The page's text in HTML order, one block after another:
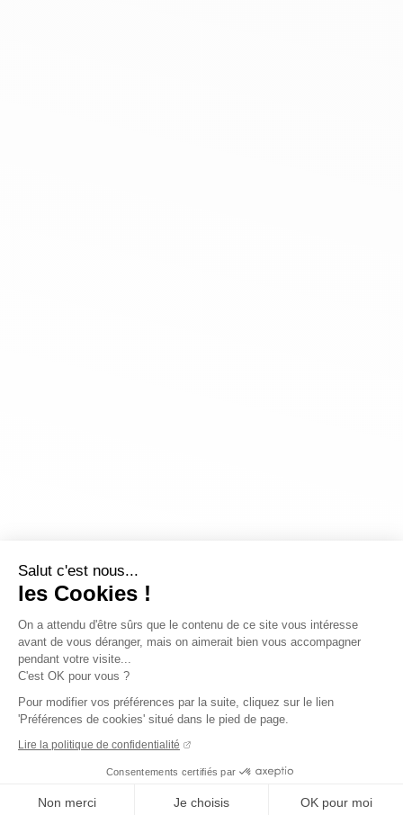
Salut c'est nous...
les Cookies !
On a attendu d'être sûrs que le contenu de ce site vous intéresse
avant de vous déranger, mais on aimerait bien vous accompagner
pendant votre visite...
C'est OK pour vous ?
Pour modifier vos préférences par la suite, cliquez sur le lien
'Préférences de cookies' situé dans le pied de page.
Lire la politique de confidentialité
Consentements certifiés par
Non merci Je choisis OK pour moi